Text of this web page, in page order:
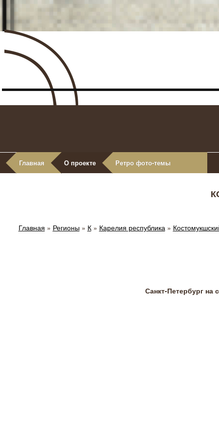
Главная О проекте Ретро фото-темы
Главная » Регионы» К» Карелия республика»
Санкт-Петербург на